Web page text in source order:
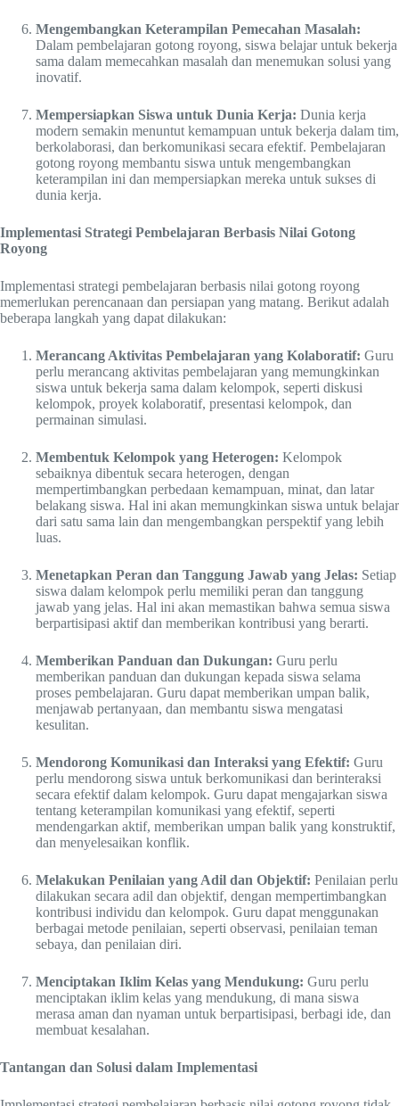
Mengembangkan Keterampilan Pemecahan Masalah:
Dalam pembelajaran gotong royong, siswa belajar untuk bekerja
sama dalam memecahkan masalah dan menemukan solusi yang
inovatif.
Mempersiapkan Siswa untuk Dunia Kerja: Dunia kerja
modern semakin menuntut kemampuan untuk bekerja dalam tim,
berkolaborasi, dan berkomunikasi secara efektif. Pembelajaran
gotong royong membantu siswa untuk mengembangkan
keterampilan ini dan mempersiapkan mereka untuk sukses di
dunia kerja.
Implementasi Strategi Pembelajaran Berbasis Nilai Gotong
Royong
Implementasi strategi pembelajaran berbasis nilai gotong royong
memerlukan perencanaan dan persiapan yang matang. Berikut adalah
beberapa langkah yang dapat dilakukan:
Merancang Aktivitas Pembelajaran yang Kolaboratif: Guru
perlu merancang aktivitas pembelajaran yang memungkinkan
siswa untuk bekerja sama dalam kelompok, seperti diskusi
kelompok, proyek kolaboratif, presentasi kelompok, dan
permainan simulasi.
Membentuk Kelompok yang Heterogen: Kelompok
sebaiknya dibentuk secara heterogen, dengan
mempertimbangkan perbedaan kemampuan, minat, dan latar
belakang siswa. Hal ini akan memungkinkan siswa untuk belajar
dari satu sama lain dan mengembangkan perspektif yang lebih
luas.
Menetapkan Peran dan Tanggung Jawab yang Jelas: Setiap
siswa dalam kelompok perlu memiliki peran dan tanggung
jawab yang jelas. Hal ini akan memastikan bahwa semua siswa
berpartisipasi aktif dan memberikan kontribusi yang berarti.
Memberikan Panduan dan Dukungan: Guru perlu
memberikan panduan dan dukungan kepada siswa selama
proses pembelajaran. Guru dapat memberikan umpan balik,
menjawab pertanyaan, dan membantu siswa mengatasi
kesulitan.
Mendorong Komunikasi dan Interaksi yang Efektif: Guru
perlu mendorong siswa untuk berkomunikasi dan berinteraksi
secara efektif dalam kelompok. Guru dapat mengajarkan siswa
tentang keterampilan komunikasi yang efektif, seperti
mendengarkan aktif, memberikan umpan balik yang konstruktif,
dan menyelesaikan konflik.
Melakukan Penilaian yang Adil dan Objektif: Penilaian perlu
dilakukan secara adil dan objektif, dengan mempertimbangkan
kontribusi individu dan kelompok. Guru dapat menggunakan
berbagai metode penilaian, seperti observasi, penilaian teman
sebaya, dan penilaian diri.
Menciptakan Iklim Kelas yang Mendukung: Guru perlu
menciptakan iklim kelas yang mendukung, di mana siswa
merasa aman dan nyaman untuk berpartisipasi, berbagi ide, dan
membuat kesalahan.
Tantangan dan Solusi dalam Implementasi